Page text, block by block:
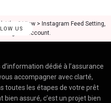
US
Like & View > Instagram Feed Setting,
account.
dédié à l’assurance
accompagner avec clarté,
toutes les étapes de votre prêt
bien assuré, c’est un projet bien